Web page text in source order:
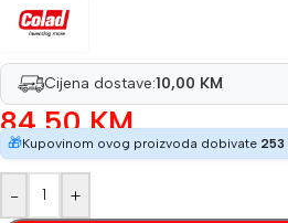
Cijena dostave:10,00 KM
84,50KM
🎁Kupovinom ovog proizvoda dobivate 253
- +